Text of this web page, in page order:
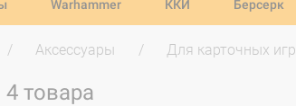
Warhammer ККИ Берсерк
Аксессуары Для карточных игр
4 товара